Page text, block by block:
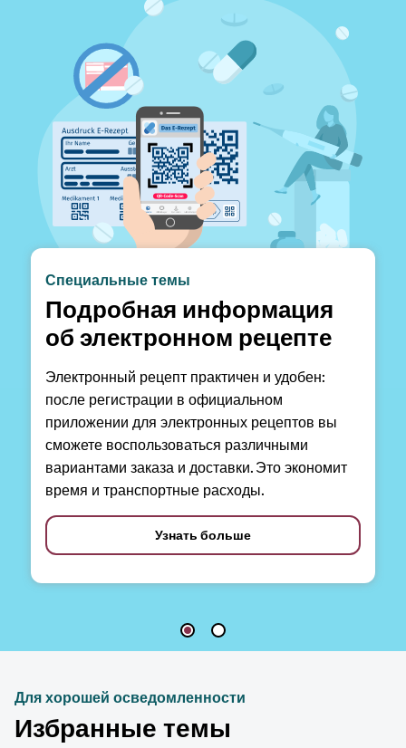
Специальные темы
Подробная информация
об электронном рецепте
Электронный рецепт практичен и удобен:
после регистрации в официальном
приложении для электронных рецептов вы
сможете воспользоваться различными
вариантами заказа и доставки. Это экономит
время и транспортные расходы.
Узнать больше
Для хорошей осведомленности
Избранные темы